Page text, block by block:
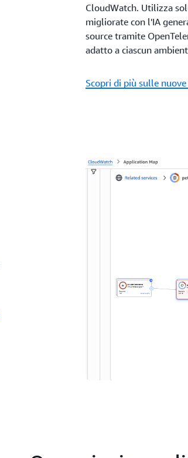
CloudWatch. Utilizza
migliorate con l'IA
source tramite
adatto a ciascun
Scopri di più sulle